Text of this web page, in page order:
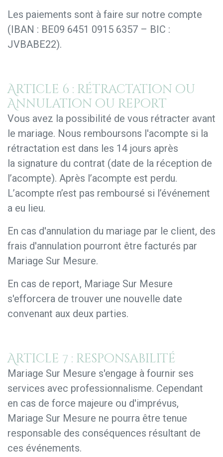
Les paiements sont à faire sur notre compte
(IBAN : BE09 6451 0915 6357 – BIC :
JVBABE22).
Article 6 : rétractation ou
Annulation ou report
Vous avez la possibilité de vous rétracter avant
le mariage. Nous remboursons l'acompte si la
rétractation est dans les 14 jours après
la signature du contrat (date de la réception de
l’acompte). Après l’acompte est perdu.
L’acompte n’est pas remboursé si l’événement
a eu lieu.
En cas d'annulation du mariage par le client, des
frais d'annulation pourront être facturés par
Mariage Sur Mesure.
En cas de report, Mariage Sur Mesure
s'efforcera de trouver une nouvelle date
convenant aux deux parties.
Article 7 : responsabilité
Mariage Sur Mesure s'engage à fournir ses
services avec professionnalisme. Cependant
en cas de force majeure ou d'imprévus,
Mariage Sur Mesure ne pourra être tenue
responsable des conséquences résultant de
ces événements.